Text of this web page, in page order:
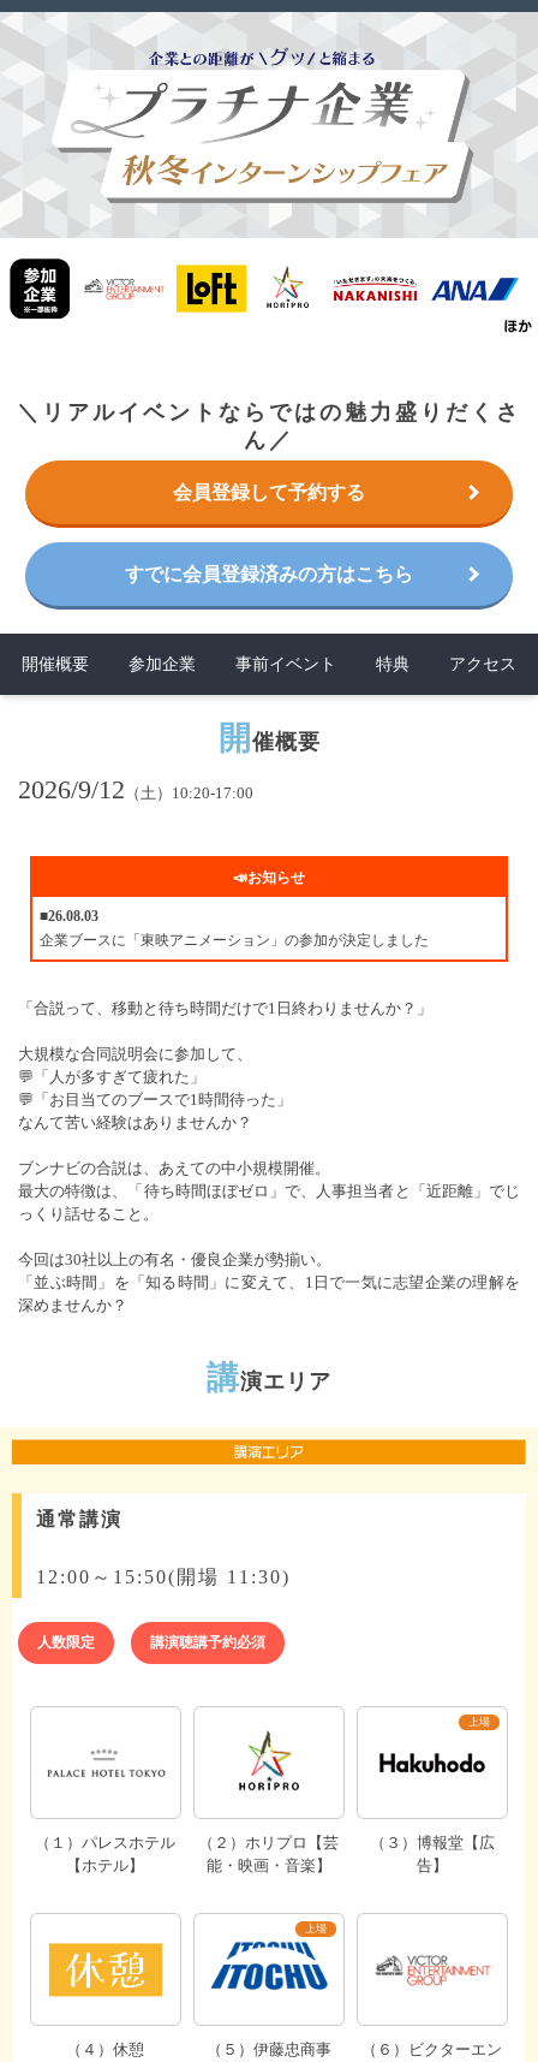
＼リアルイベントならではの魅力盛りだくさ
ん／
会員登録して予約する
すでに会員登録済みの方はこちら
開催概要 参加企業 事前イベント 特典 アクセス
開 催概要
2026/9/12 （土）10:20-17:00
📣お知らせ
■26.08.03
企業ブースに「東映アニメーション」の参加が決定しました
「合説って、移動と待ち時間だけで1日終わりませんか？」
大規模な合同説明会に参加して、
💬「人が多すぎて疲れた」
💬「お目当てのブースで1時間待った」
なんて苦い経験はありませんか？
ブンナビの合説は、あえての中小規模開催。
最大の特徴は、「待ち時間ほぼゼロ」で、人事担当者と「近距離」でじ
っくり話せること。
今回は30社以上の有名・優良企業が勢揃い。
「並ぶ時間」を「知る時間」に変えて、1日で一気に志望企業の理解を
深めませんか？
講演エリア
通常講演
12:00～15:50(開場 11:30)
人数限定 講演聴講予約必須
（１）パレスホテル
【ホテル】
（２）ホリプロ【芸
能・映画・音楽】
（３）博報堂【広
告】
（４）休憩
（５）伊藤忠商事
（６）ビクターエン